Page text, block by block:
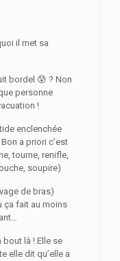
il met sa
bordel 😰 ? Non
personne
!
enclenchée
a priori c’est
tourne, renifle,
soupire)
de bras)
ça fait au moins
bout là ! Elle se
elle dit qu’elle a